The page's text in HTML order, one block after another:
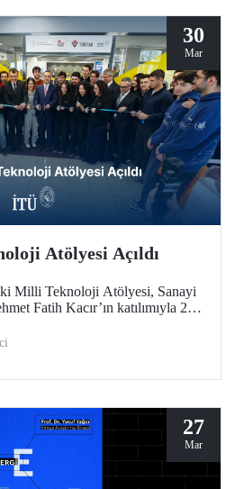
30
Mar
Atölyesi Açıldı
Milli Teknoloji Atölyesi, Sanayi
Fatih Kacır’ın katılımıyla 27
27
Mar